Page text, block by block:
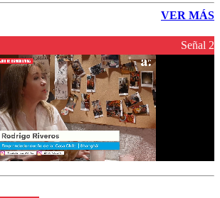
VER MÁS
Señal 2